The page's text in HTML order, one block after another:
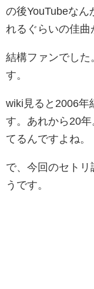
の後YouTubeな
れるぐらいの佳曲
結構ファンでし
す。
wiki見ると2006年
す。あれから20
てるんですよね。
で、今回のセトリ
うです。